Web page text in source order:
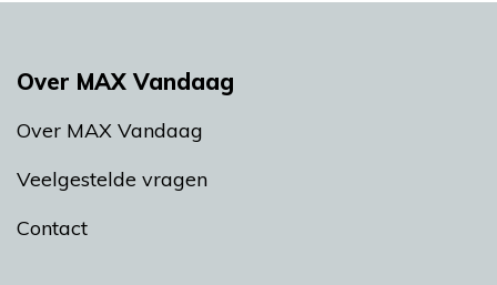
Over MAX Vandaag
Over MAX Vandaag
Veelgestelde vragen
Contact